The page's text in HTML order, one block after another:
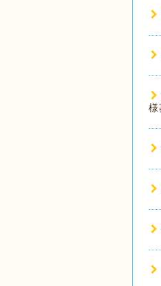
様